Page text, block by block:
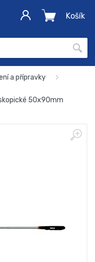
Košík
a přípravky
50x90mm